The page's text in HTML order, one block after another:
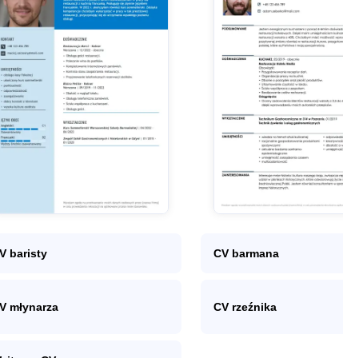
baristy CV barmana
młynarza CV rzeźnika